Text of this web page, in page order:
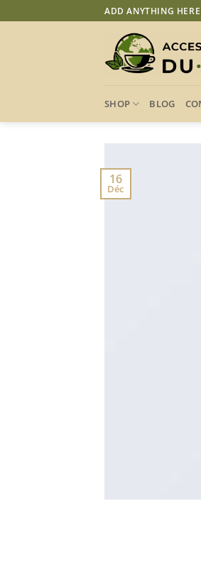
au
ADD ANYTHING
SHOP BLOG
16
Déc